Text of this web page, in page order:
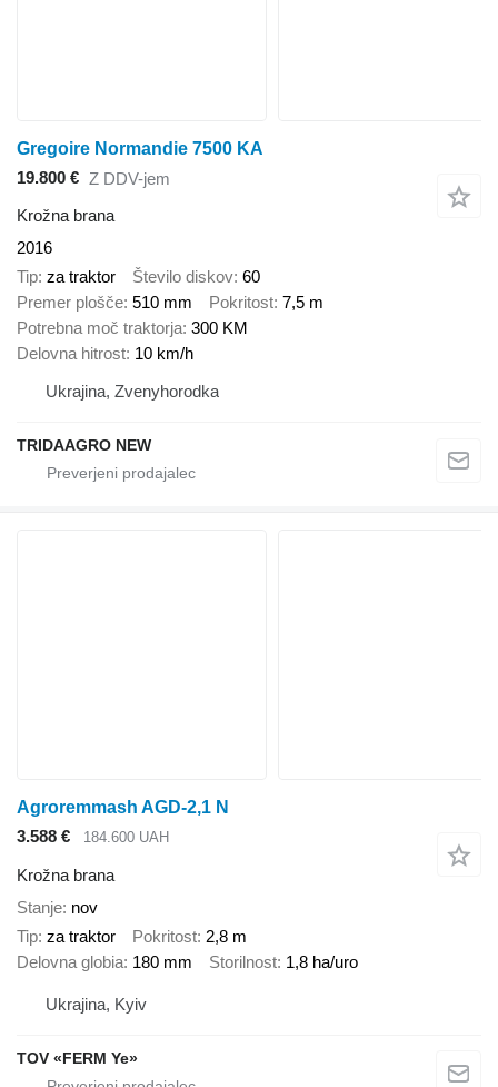
Gregoire Normandie 7500 KA
19.800 € Z DDV-jem
Krožna brana
2016
Tip za traktor Število diskov 60
Premer plošče 510 mm Pokritost 7,5 m
Potrebna moč traktorja 300 KM
Delovna hitrost 10 km/h
Ukrajina, Zvenyhorodka
TRIDAAGRO NEW
Agroremmash AGD-2,1 N
3.588 €
184.600 UAH
Krožna brana
Stanje nov
Tip za traktor Pokritost 2,8 m
Delovna globia 180 mm Storilnost 1,8 ha/uro
Ukrajina, Kyiv
TOV «FERM Ye»